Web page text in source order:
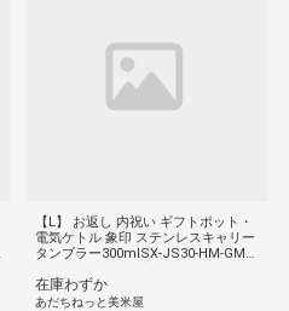
【L】 お返し 内祝い ギフトポット・
電気ケトル 象印 ステンレスキャリー
タンブラー300mlSX-JS30-HM-GM
在庫わずか
あだちねっと美米屋